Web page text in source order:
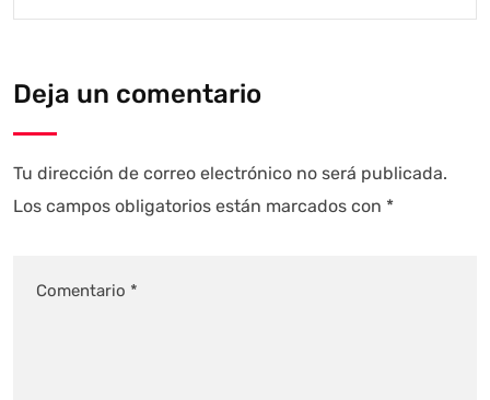
Deja un comentario
Tu dirección de correo electrónico no será publicada.
Los campos obligatorios están marcados con *